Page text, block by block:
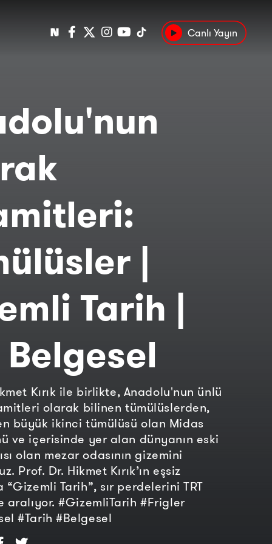
Canlı Yayın
|
Tarih |
Belgesel
Kırık ile birlikte, Anadolu'nun ünlü
olarak bilinen tümülüslerden,
büyük ikinci tümülüsü olan Midas
ve içerisinde yer alan dünyanın eski
olan mezar odasının gizemini
Prof. Dr. Hikmet Kırık’ın eşsiz
“Gizemli Tarih”, sır perdelerini TRT
aralıyor. #GizemliTarih #Frigler
#Tarih #Belgesel